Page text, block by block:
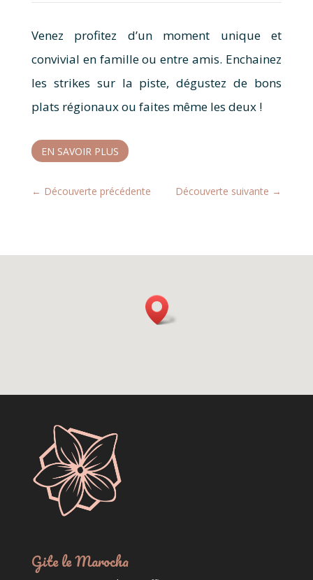
Venez profitez d’un moment unique et
convivial en famille ou entre amis. Enchainez
les strikes sur la piste, dégustez de bons
plats régionaux ou faites même les deux !
EN SAVOIR PLUS
← Découverte précédente Découverte suivante →
Gite le Marocha